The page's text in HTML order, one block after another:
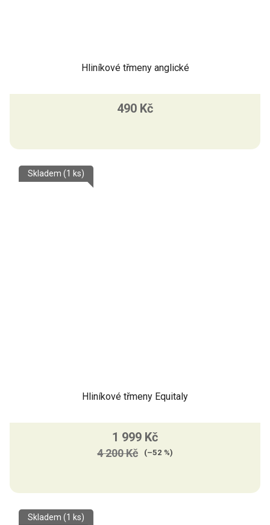
Hliníkové třmeny anglické
490 Kč
Hliníkové třmeny Equitaly
Skladem (1 ks)
1 999 Kč
4 200 Kč (–52 %)
Skladem (1 ks)